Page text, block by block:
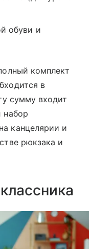
обуви и
комплект
в
сумму входит
набор
канцелярии и
рюкзака и